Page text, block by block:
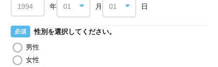
年 月 日
必須
性別を選択してください。
男性
女性